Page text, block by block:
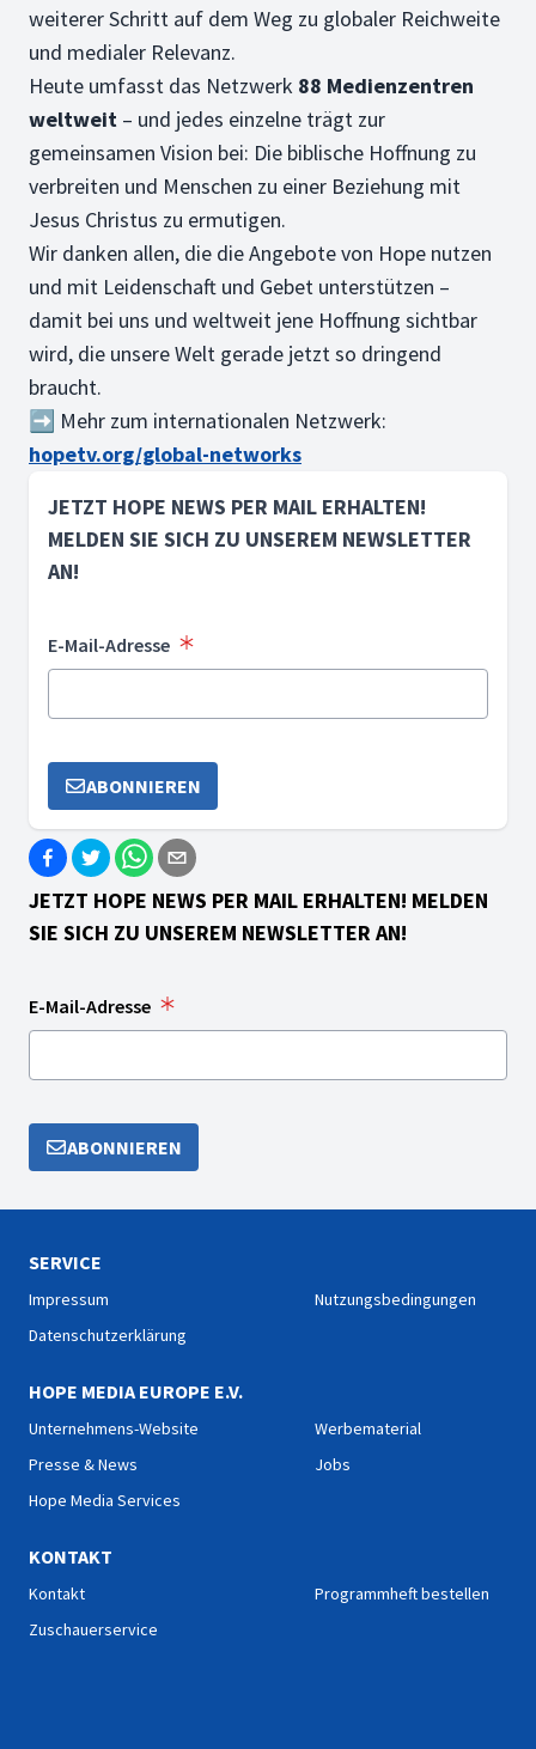
weiterer Schritt auf dem Weg zu globaler Reichweite
und medialer Relevanz.
Heute umfasst das Netzwerk 88 Medienzentren
weltweit – und jedes einzelne trägt zur
gemeinsamen Vision bei: Die biblische Hoffnung zu
verbreiten und Menschen zu einer Beziehung mit
Jesus Christus zu ermutigen.
Wir danken allen, die die Angebote von Hope nutzen
und mit Leidenschaft und Gebet unterstützen –
damit bei uns und weltweit jene Hoffnung sichtbar
wird, die unsere Welt gerade jetzt so dringend
braucht.
➡ Mehr zum internationalen Netzwerk:
hopetv.org/global-networks
JETZT HOPE NEWS PER MAIL ERHALTEN!
MELDEN SIE SICH ZU UNSEREM NEWSLETTER
AN!
E-Mail-Adresse
ABONNIEREN
JETZT HOPE NEWS PER MAIL ERHALTEN! MELDEN
SIE SICH ZU UNSEREM NEWSLETTER AN!
E-Mail-Adresse
ABONNIEREN
SERVICE
Impressum
Datenschutzerklärung
Nutzungsbedingungen
HOPE MEDIA EUROPE E.V.
Unternehmens-Website
Presse & News
Hope Media Services
Werbematerial
Jobs
KONTAKT
Kontakt
Zuschauerservice
Programmheft bestellen